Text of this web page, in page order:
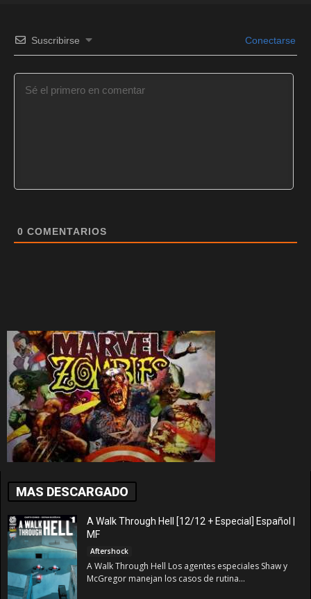
Suscribirse Conectarse
0 COMENTARIOS
MAS DESCARGADO
A Walk Through Hell [12/12 + Especial] Español |
MF
Aftershock
A Walk Through Hell Los agentes especiales Shaw y
McGregor manejan los casos de rutina...